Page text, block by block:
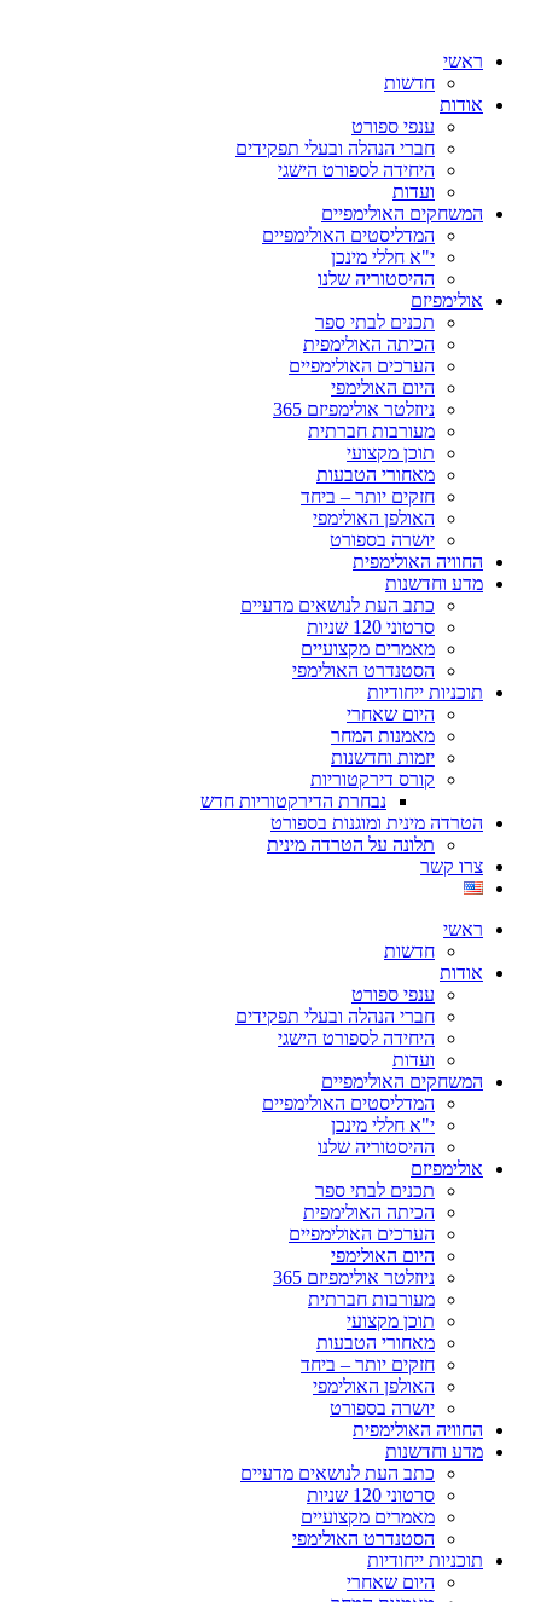
ראשי
חדשות
אודות
ענפי ספורט
חברי הנהלה ובעלי תפקידים
היחידה לספורט הישגי
ועדות
המשחקים האולימפיים
המדליסטים האולימפיים
י"א חללי מינכן
ההיסטוריה שלנו
אולימפיזם
תכנים לבתי ספר
הכיתה האולימפית
הערכים האולימפיים
היום האולימפי
ניוזלטר אולימפיזם 365
מעורבות חברתית
תוכן מקצועי
מאחורי הטבעות
חזקים יותר – ביחד
האולפן האולימפי
יושרה בספורט
החוויה האולימפית
מדע וחדשנות
כתב העת לנושאים מדעיים
סרטוני 120 שניות
מאמרים מקצועיים
הסטנדרט האולימפי
תוכניות ייחודיות
היום שאחרי
מאמנות המחר
יזמות וחדשנות
קורס דירקטוריות
נבחרת הדירקטוריות חדש
הטרדה מינית ומוגנות בספורט
תלונה על הטרדה מינית
צרו קשר
ראשי
חדשות
אודות
ענפי ספורט
חברי הנהלה ובעלי תפקידים
היחידה לספורט הישגי
ועדות
המשחקים האולימפיים
המדליסטים האולימפיים
י"א חללי מינכן
ההיסטוריה שלנו
אולימפיזם
תכנים לבתי ספר
הכיתה האולימפית
הערכים האולימפיים
היום האולימפי
ניוזלטר אולימפיזם 365
מעורבות חברתית
תוכן מקצועי
מאחורי הטבעות
חזקים יותר – ביחד
האולפן האולימפי
יושרה בספורט
החוויה האולימפית
מדע וחדשנות
כתב העת לנושאים מדעיים
סרטוני 120 שניות
מאמרים מקצועיים
הסטנדרט האולימפי
תוכניות ייחודיות
היום שאחרי